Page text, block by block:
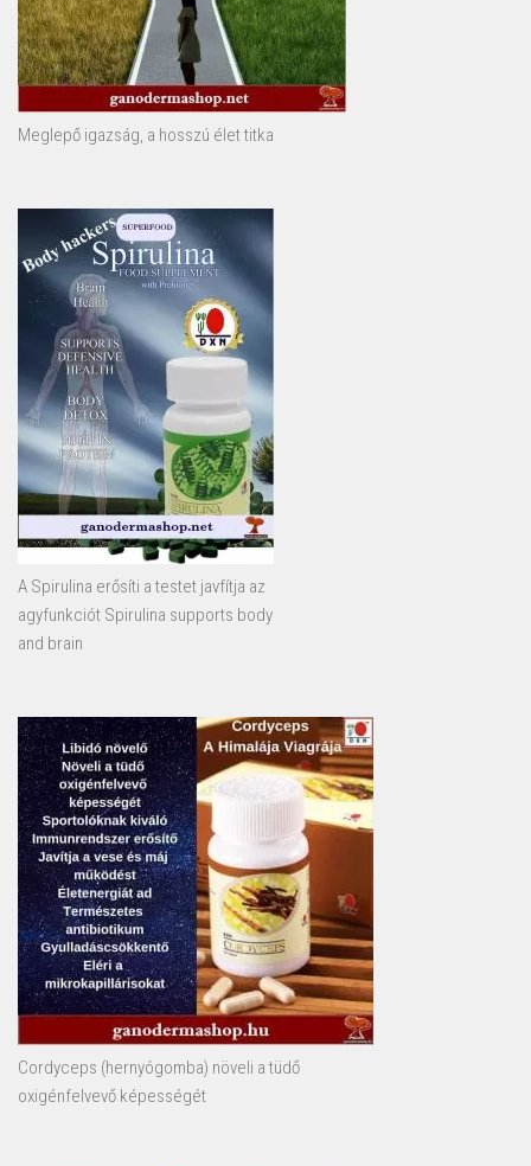
Meglepő igazság, a hosszú élet titka
A Spirulina erősíti a testet javfítja az
agyfunkciót Spirulina supports body
and brain
Cordyceps (hernyógomba) növeli a tüdő
oxigénfelvevő képességét